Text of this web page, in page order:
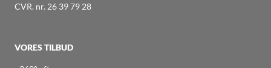
CVR. nr. 26 39 79 28
VORES TILBUD